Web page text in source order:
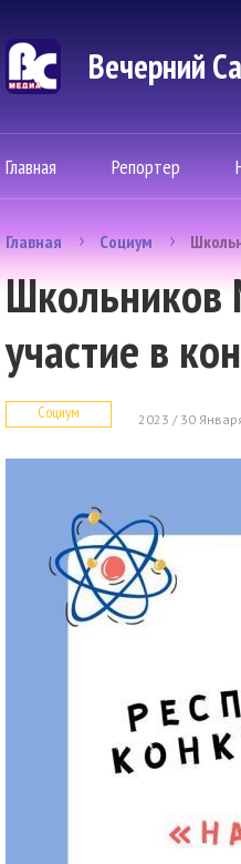
Вечерний
Главная Репортер
Главная Социум
Школьников
участие в
Социум 2023 / 30